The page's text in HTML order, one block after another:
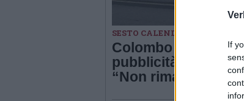
If
SESTO CALENDE
Colombo contro la
pubblicità del
“Non rimarrà